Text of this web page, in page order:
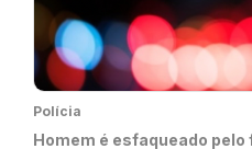
Polícia
Homem é esfaqueado